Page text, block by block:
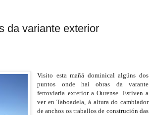
da variante exterior
Visito esta mañá dominical algúns dos
puntos onde hai obras da varante
ferroviaria exterior a Ourense. Estiven a
ver en Taboadela, á altura do cambiador
de anchos os traballos de construción das